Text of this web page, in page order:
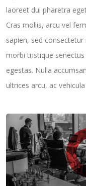
laoreet dui pharetra
Cras mollis, arcu vel
sapien, sed
morbi tristique
egestas. Nulla
ultrices arcu, ac